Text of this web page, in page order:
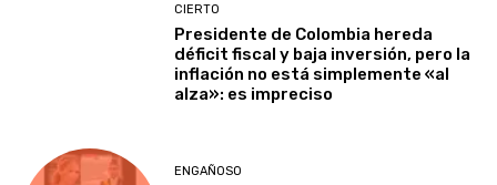
CIERTO
Presidente de Colombia hereda
déficit fiscal y baja inversión, pero la
inflación no está simplemente «al
alza»: es impreciso
ENGAÑOSO